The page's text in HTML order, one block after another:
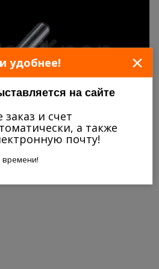
удобнее! ×
на сайте
и счет
а также
почту!
времени!